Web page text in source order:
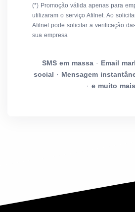
(*) Promoção válida apenas para
utilizaram o serviço Afilnet. Ao
Afilnet pode solicitar a verificação
sua empresa
SMS em massa· Email
social · Mensagem
· e muito mais